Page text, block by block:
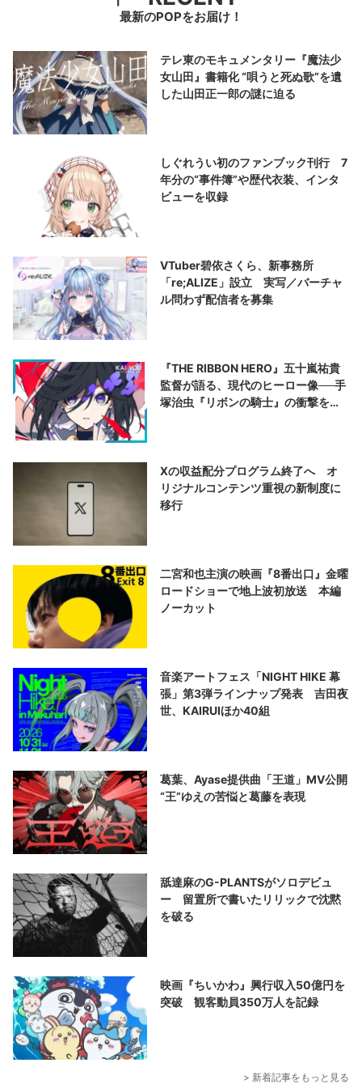
最新のPOPをお届け！
テレ東のモキュメンタリー『魔法少
女山田』書籍化 “唄うと死ぬ歌”を遺
した山田正一郎の謎に迫る
しぐれうい初のファンブック刊行 7
年分の“事件簿”や歴代衣装、インタ
ビューを収録
VTuber碧依さくら、新事務所
「re;ALIZE」設立 実写／バーチャ
ル問わず配信者を募集
『THE RIBBON HERO』五十嵐祐貴
監督が語る、現代のヒーロー像──手
塚治虫『リボンの騎士』の衝撃を再
Xの収益配分プログラム終了へ オ
リジナルコンテンツ重視の新制度に
移行
二宮和也主演の映画『8番出口』金曜
ロードショーで地上波初放送 本編
ノーカット
音楽アートフェス「NIGHT HIKE 幕
張」第3弾ラインナップ発表 吉田夜
世、KAIRUIほか40組
葛葉、Ayase提供曲「王道」MV公開
“王”ゆえの苦悩と葛藤を表現
舐達麻のG-PLANTSがソロデビュ
ー 留置所で書いたリリックで沈黙
を破る
映画『ちいかわ』興行収入50億円を
突破 観客動員350万人を記録
> 新着記事をもっと見る